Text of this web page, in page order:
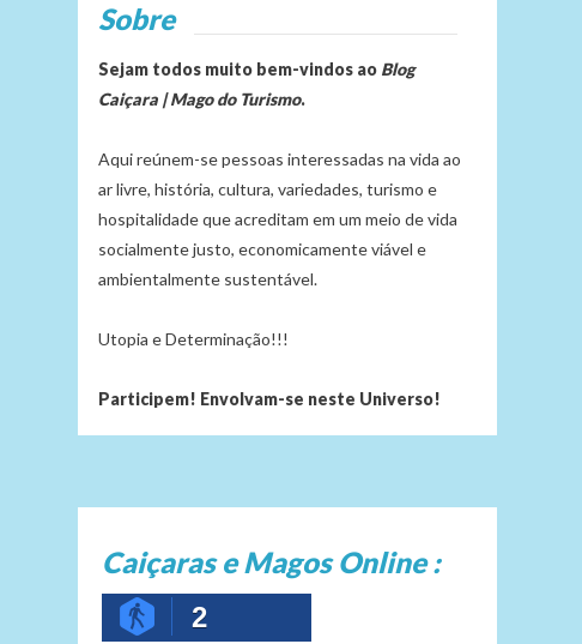
Sobre
Sejam todos muito bem-vindos ao Blog
Caiçara | Mago do Turismo.
Aqui reúnem-se pessoas interessadas na vida ao
ar livre, história, cultura, variedades, turismo e
hospitalidade que acreditam em um meio de vida
socialmente justo, economicamente viável e
ambientalmente sustentável.
Utopia e Determinação!!!
Participem! Envolvam-se neste Universo!
Caiçaras e Magos Online :
2